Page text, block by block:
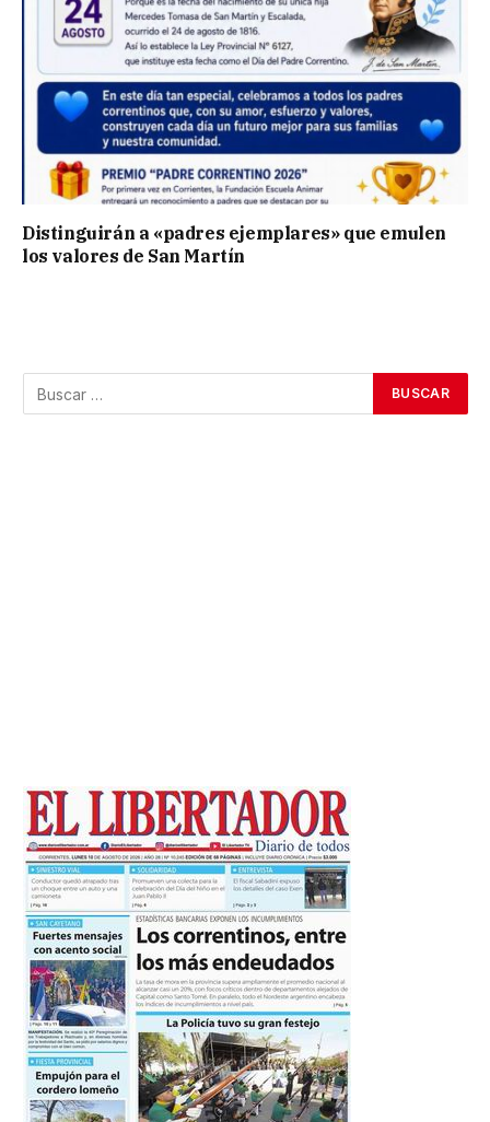
Distinguirán a «padres ejemplares» que emulen
los valores de San Martín